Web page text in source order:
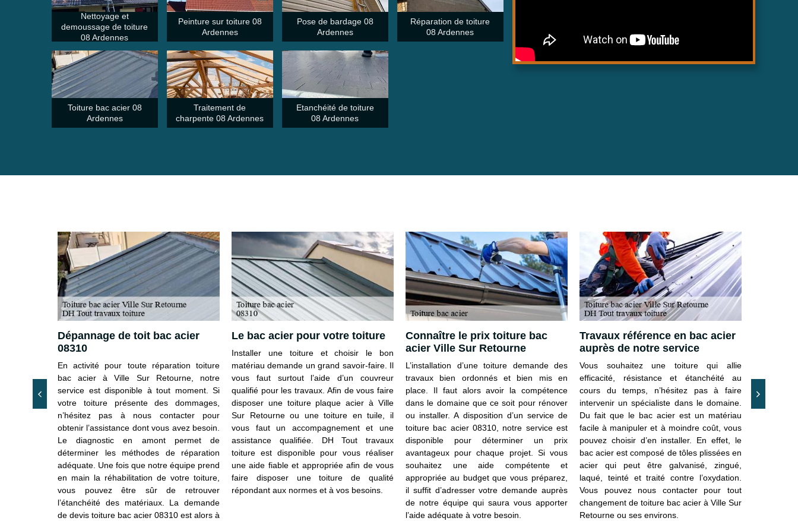
Nettoyage et
demoussage de toiture
08 Ardennes
Peinture sur toiture 08
Ardennes
Pose de bardage 08
Ardennes
Réparation de toiture
08 Ardennes
Toiture bac acier 08
Ardennes
Traitement de
charpente 08 Ardennes
Etanchéité de toiture
08 Ardennes
une
ou
Dépannage de toit bac acier
08310
En activité pour toute réparation toiture
bac acier à Ville Sur Retourne, notre
service est disponible à tout moment. Si
votre toiture présente des dommages,
n’hésitez pas à nous contacter pour
obtenir l’assistance dont vous avez besoin.
Le diagnostic en amont permet de
déterminer les méthodes de réparation
adéquate. Une fois que notre équipe prend
en main la réhabilitation de votre toiture,
vous pouvez être sûr de retrouver
l’étanchéité des matériaux. La demande
de devis toiture bac acier 08310 est alors à
Le bac acier pour votre toiture
Installer une toiture et choisir le bon
matériau demande un grand savoir-faire. Il
vous faut surtout l’aide d’un couvreur
qualifié pour les travaux. Afin de vous faire
disposer une toiture plaque acier à Ville
Sur Retourne ou une toiture en tuile, il
vous faut un accompagnement et une
assistance qualifiée. DH Tout travaux
toiture est disponible pour vous réaliser
une aide fiable et appropriée afin de vous
faire disposer une toiture de qualité
répondant aux normes et à vos besoins.
Connaître le prix toiture bac
acier Ville Sur Retourne
L’installation d’une toiture demande des
travaux bien ordonnés et bien mis en
place. Il faut alors avoir la compétence
dans le domaine que ce soit pour rénover
ou installer. A disposition d’un service de
toiture bac acier 08310, notre service est
disponible pour déterminer un prix
avantageux pour chaque projet. Si vous
souhaitez une aide compétente et
appropriée au budget que vous préparez,
il suffit d’adresser votre demande auprès
de notre équipe qui saura vous apporter
l’aide adéquate à votre besoin.
Travaux référence en bac acier
auprès de notre service
Vous souhaitez une toiture qui allie
efficacité, résistance et étanchéité au
cours du temps, n’hésitez pas à faire
intervenir un spécialiste dans le domaine.
Du fait que le bac acier est un matériau
facile à manipuler et à moindre coût, vous
pouvez choisir d’en installer. En effet, le
bac acier est composé de tôles plissées en
acier qui peut être galvanisé, zingué,
laqué, teinté et traité contre l’oxydation.
Vous pouvez nous contacter pour tout
changement de toiture bac acier à Ville Sur
Retourne ou ses environs.
différents